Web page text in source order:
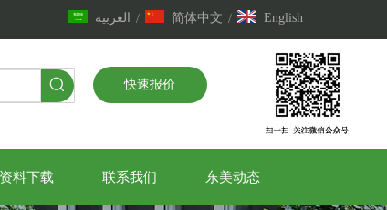
العربية / 简体中文 / English
快速报价
资料下载 联系我们 东美动态